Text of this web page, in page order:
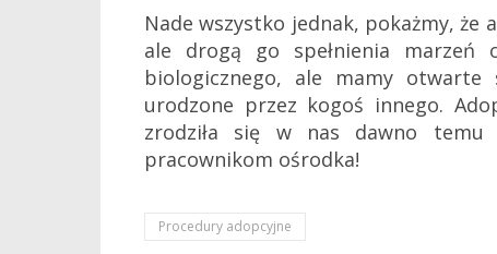
Nade wszystko jednak, pokażmy, że
ale drogą go spełnienia marzeń
biologicznego, ale mamy otwarte
urodzone przez kogoś innego.
zrodziła się w nas dawno
pracownikom ośrodka!
Procedury adopcyjne